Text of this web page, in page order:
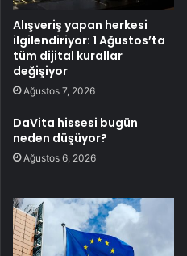
Alışveriş yapan herkesi
ilgilendiriyor: 1 Ağustos’ta
tüm dijital kurallar
değişiyor
Ağustos 7, 2026
DaVita hissesi bugün
neden düşüyor?
Ağustos 6, 2026